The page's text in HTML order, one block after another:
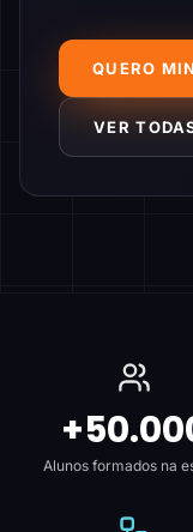
QUERO
VER
Alunos formados na